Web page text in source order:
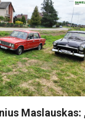
Maslauskas: